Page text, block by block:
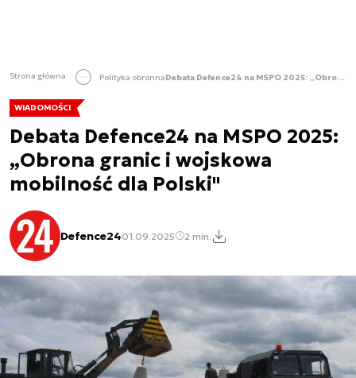
Strona główna Polityka obronna Debata Defence24 na MSPO 2025: „Obrona granic i wojskowa mobilność dla Polski"
WIADOMOŚCI
Debata Defence24 na MSPO 2025:
„Obrona granic i wojskowa
mobilność dla Polski"
Defence2401.09.2025 2 min.